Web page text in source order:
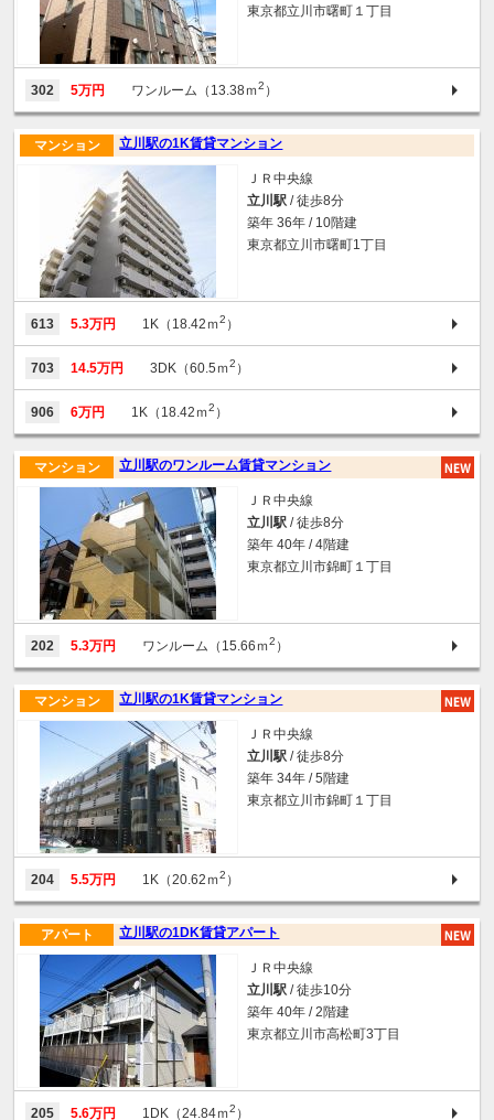
東京都立川市曙町１丁目
302 5万円 ワンルーム（13.38ｍ2 ）
立川駅の1K賃貸マンション
マンション
ＪＲ中央線
立川駅 / 徒歩8分
築年 36年 / 10階建
東京都立川市曙町1丁目
613 5.3万円 1K（18.42ｍ2 ）
703 14.5万円 3DK（60.5ｍ2 ）
906 6万円 1K（18.42ｍ2 ）
立川駅のワンルーム賃貸マンション
マンション
ＪＲ中央線
立川駅 / 徒歩8分
築年 40年 / 4階建
東京都立川市錦町１丁目
202 5.3万円 ワンルーム（15.66ｍ2 ）
立川駅の1K賃貸マンション
マンション
ＪＲ中央線
立川駅 / 徒歩8分
築年 34年 / 5階建
東京都立川市錦町１丁目
204 5.5万円 1K（20.62ｍ2 ）
立川駅の1DK賃貸アパート
アパート
ＪＲ中央線
立川駅 / 徒歩10分
築年 40年 / 2階建
東京都立川市高松町3丁目
205 5.6万円 1DK（24.84ｍ2 ）